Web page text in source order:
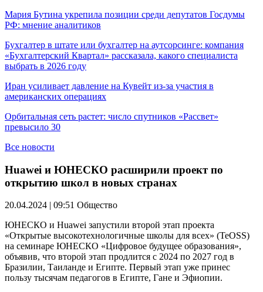
Мария Бутина укрепила позиции среди депутатов Госдумы
РФ: мнение аналитиков
Бухгалтер в штате или бухгалтер на аутсорсинге: компания
«Бухгалтерский Квартал» рассказала, какого специалиста
выбрать в 2026 году
Иран усиливает давление на Кувейт из-за участия в
американских операциях
Орбитальная сеть растет: число спутников «Рассвет»
превысило 30
Все новости
Huawei и ЮНЕСКО расширили проект по
открытию школ в новых странах
20.04.2024 | 09:51 Общество
ЮНЕСКО и Huawei запустили второй этап проекта
«Открытые высокотехнологичные школы для всех» (TeOSS)
на семинаре ЮНЕСКО «Цифровое будущее образования»,
объявив, что второй этап продлится с 2024 по 2027 год в
Бразилии, Таиланде и Египте. Первый этап уже принес
пользу тысячам педагогов в Египте, Гане и Эфиопии.